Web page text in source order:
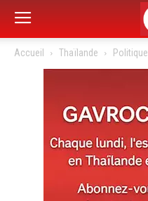
Accueil Thaïlande Politique